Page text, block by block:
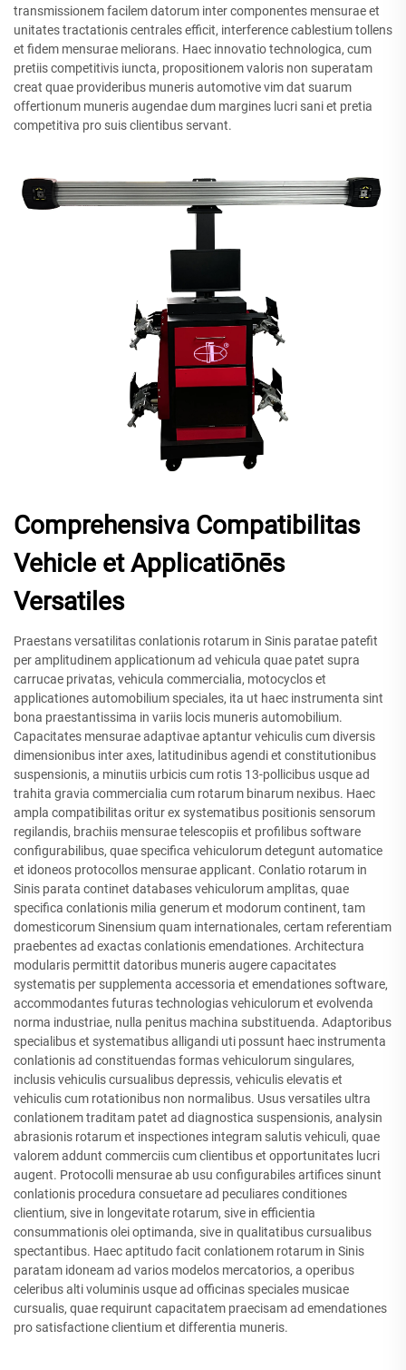
transmissionem facilem datorum inter componentes mensurae et
unitates tractationis centrales efficit, interference cablestium tollens
et fidem mensurae meliorans. Haec innovatio technologica, cum
pretiis competitivis iuncta, propositionem valoris non superatam
creat quae provideribus muneris automotive vim dat suarum
offertionum muneris augendae dum margines lucri sani et pretia
competitiva pro suis clientibus servant.
Comprehensiva Compatibilitas
Vehicle et Applicatiōnēs
Versatiles
Praestans versatilitas conlationis rotarum in Sinis paratae patefit
per amplitudinem applicationum ad vehicula quae patet supra
carrucae privatas, vehicula commercialia, motocyclos et
applicationes automobilium speciales, ita ut haec instrumenta sint
bona praestantissima in variis locis muneris automobilium.
Capacitates mensurae adaptivae aptantur vehiculis cum diversis
dimensionibus inter axes, latitudinibus agendi et constitutionibus
suspensionis, a minutiis urbicis cum rotis 13-pollicibus usque ad
trahita gravia commercialia cum rotarum binarum nexibus. Haec
ampla compatibilitas oritur ex systematibus positionis sensorum
regilandis, brachiis mensurae telescopiis et profilibus software
configurabilibus, quae specifica vehiculorum detegunt automatice
et idoneos protocollos mensurae applicant. Conlatio rotarum in
Sinis parata continet databases vehiculorum amplitas, quae
specifica conlationis milia generum et modorum continent, tam
domesticorum Sinensium quam internationales, certam referentiam
praebentes ad exactas conlationis emendationes. Architectura
modularis permittit datoribus muneris augere capacitates
systematis per supplementa accessoria et emendationes software,
accommodantes futuras technologias vehiculorum et evolvenda
norma industriae, nulla penitus machina substituenda. Adaptoribus
specialibus et systematibus alligandi uti possunt haec instrumenta
conlationis ad constituendas formas vehiculorum singulares,
inclusis vehiculis cursualibus depressis, vehiculis elevatis et
vehiculis cum rotationibus non normalibus. Usus versatiles ultra
conlationem traditam patet ad diagnostica suspensionis, analysin
abrasionis rotarum et inspectiones integram salutis vehiculi, quae
valorem addunt commerciis cum clientibus et opportunitates lucri
augent. Protocolli mensurae ab usu configurabiles artifices sinunt
conlationis procedura consuetare ad peculiares conditiones
clientium, sive in longevitate rotarum, sive in efficientia
consummationis olei optimanda, sive in qualitatibus cursualibus
spectantibus. Haec aptitudo facit conlationem rotarum in Sinis
paratam idoneam ad varios modelos mercatorios, a operibus
celeribus alti voluminis usque ad officinas speciales musicae
cursualis, quae requirunt capacitatem praecisam ad emendationes
pro satisfactione clientium et differentia muneris.